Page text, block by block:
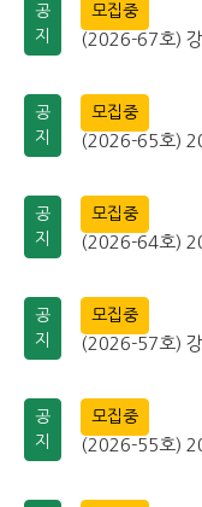
공
지
모집중
(2026-67호) 강
공
지
모집중
(2026-65호)
공
지
모집중
(2026-64호)
공
지
모집중
(2026-57호) 강
공
지
모집중
(2026-55호)